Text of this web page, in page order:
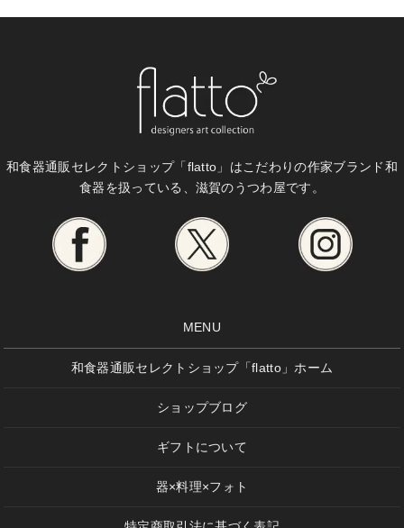
和食器通販セレクトショップ「flatto」はこだわりの作家ブランド和
食器を扱っている、滋賀のうつわ屋です。
MENU
和食器通販セレクトショップ「flatto」ホーム
ショップブログ
ギフトについて
器×料理×フォト